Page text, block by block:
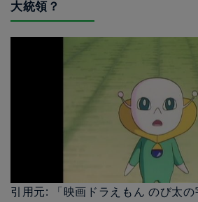
大統領？
引用元: 「映画ドラえもん のび太の